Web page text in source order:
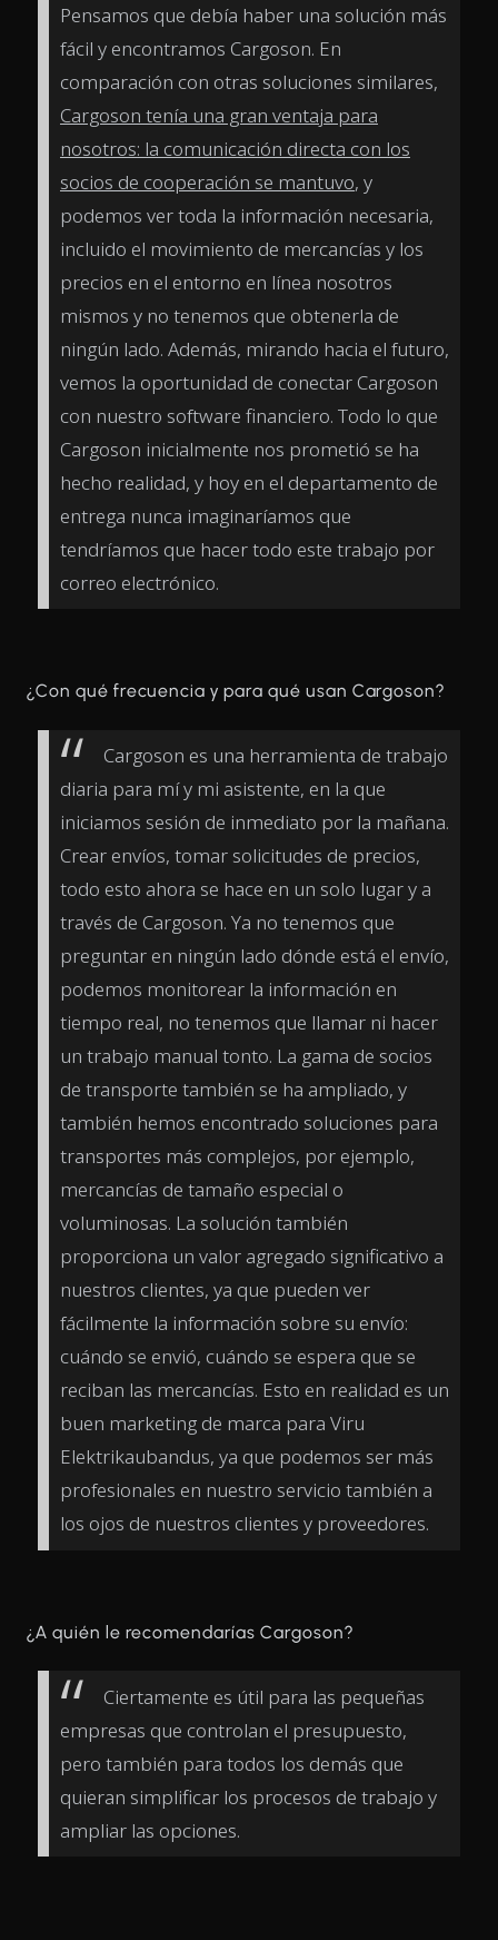
Pensamos que debía haber una solución más
fácil y encontramos Cargoson. En
comparación con otras soluciones similares,
Cargoson tenía una gran ventaja para
nosotros: la comunicación directa con los
socios de cooperación se mantuvo, y
podemos ver toda la información necesaria,
incluido el movimiento de mercancías y los
precios en el entorno en línea nosotros
mismos y no tenemos que obtenerla de
ningún lado. Además, mirando hacia el futuro,
vemos la oportunidad de conectar Cargoson
con nuestro software financiero. Todo lo que
Cargoson inicialmente nos prometió se ha
hecho realidad, y hoy en el departamento de
entrega nunca imaginaríamos que
tendríamos que hacer todo este trabajo por
correo electrónico.
¿Con qué frecuencia y para qué usan Cargoson?
Cargoson es una herramienta de trabajo
diaria para mí y mi asistente, en la que
iniciamos sesión de inmediato por la mañana.
Crear envíos, tomar solicitudes de precios,
todo esto ahora se hace en un solo lugar y a
través de Cargoson. Ya no tenemos que
preguntar en ningún lado dónde está el envío,
podemos monitorear la información en
tiempo real, no tenemos que llamar ni hacer
un trabajo manual tonto. La gama de socios
de transporte también se ha ampliado, y
también hemos encontrado soluciones para
transportes más complejos, por ejemplo,
mercancías de tamaño especial o
voluminosas. La solución también
proporciona un valor agregado significativo a
nuestros clientes, ya que pueden ver
fácilmente la información sobre su envío:
cuándo se envió, cuándo se espera que se
reciban las mercancías. Esto en realidad es un
buen marketing de marca para Viru
Elektrikaubandus, ya que podemos ser más
profesionales en nuestro servicio también a
los ojos de nuestros clientes y proveedores.
¿A quién le recomendarías Cargoson?
Ciertamente es útil para las pequeñas
empresas que controlan el presupuesto,
pero también para todos los demás que
quieran simplificar los procesos de trabajo y
ampliar las opciones.